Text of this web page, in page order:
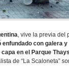
, vive la previa del
con galera y
en el Parque Thays
de “La Scaloneta”